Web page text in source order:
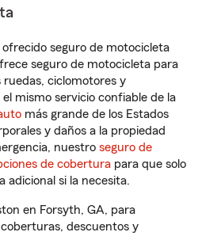
seguro de motocicleta
seguro de motocicleta para
ciclomotores y
mismo servicio confiable de la
más grande de los Estados
y daños a la propiedad
nuestro seguro de
de cobertura para que solo
adicional si la necesita.
en Forsyth, GA, para
descuentos y